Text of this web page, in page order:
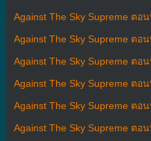
Against The Sky Supreme ตอ
Against The Sky Supreme ตอ
Against The Sky Supreme ตอ
Against The Sky Supreme ตอ
Against The Sky Supreme ตอน
Against The Sky Supreme ตอ